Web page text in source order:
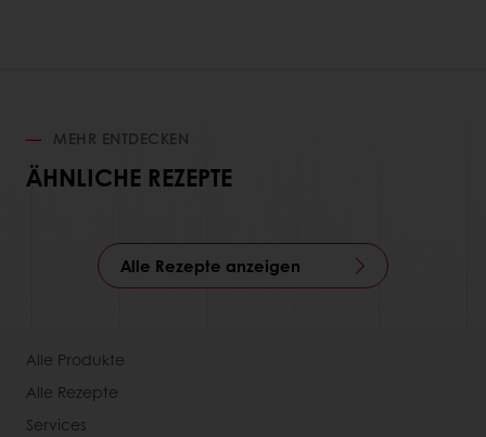
MEHR ENTDECKEN
ÄHNLICHE REZEPTE
Alle Rezepte anzeigen
Alle Produkte
Alle Rezepte
Services